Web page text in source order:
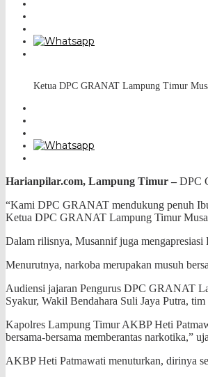
Ketua DPC GRANAT Lampung Timur
Harianpilar.com, Lampung Timur – DPC
“Kami DPC GRANAT mendukung penuh
Ketua DPC GRANAT Lampung Timur
Dalam rilisnya, Musannif juga
Menurutnya, narkoba merupakan musuh
Audiensi jajaran Pengurus DPC GRANAT
Syakur, Wakil Bendahara Suli Jaya Putra,
Kapolres Lampung Timur AKBP Heti
bersama-bersama memberantas narkotika,”
AKBP Heti Patmawati menuturkan, dirinya